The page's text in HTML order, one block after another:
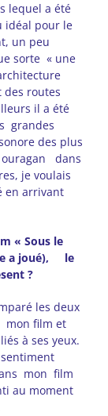
lequel a été
idéal pour le
un peu
sorte « une
routes
il a été
grandes
des plus
dans
je voulais
en arrivant
« Sous le
a joué), le
?
les deux
mon film et
à ses yeux.
mon film
au moment